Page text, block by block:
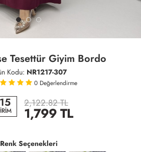
Tesettür Giyim Bordo
Kodu: NR1217-307
0 Değerlendirme
2,122.82 TL
1,799TL
Renk Seçenekleri